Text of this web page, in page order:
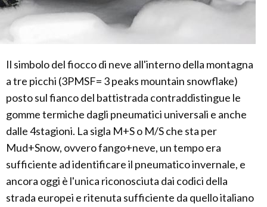
Il simbolo del fiocco di neve all'interno della montagna
a tre picchi (3PMSF= 3 peaks mountain snowflake)
posto sul fianco del battistrada contraddistingue le
gomme termiche dagli pneumatici universali e anche
dalle 4stagioni. La sigla M+S o M/S che sta per
Mud+Snow, ovvero fango+neve, un tempo era
sufficiente ad identificare il pneumatico invernale, e
ancora oggi è l'unica riconosciuta dai codici della
strada europei e ritenuta sufficiente da quello italiano